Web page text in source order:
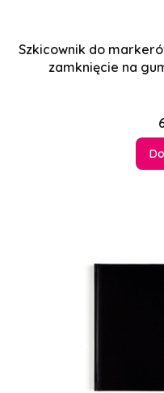
Szkicownik do
zamknięcie na